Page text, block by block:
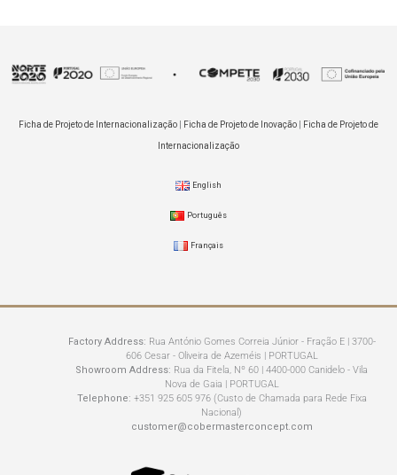
Ficha de Projeto de Internacionalização Ficha de Projeto de Inovação Ficha de Projeto de
Internacionalização
English
Português
Français
Factory Address: Rua António Gomes Correia Júnior - Fração E | 3700-
606 Cesar - Oliveira de Azeméis | PORTUGAL
Showroom Address: Rua da Fitela, Nº 60 | 4400-000 Canidelo - Vila
Nova de Gaia | PORTUGAL
Telephone: +351 925 605 976 (Custo de Chamada para Rede Fixa
Nacional)
customer@cobermasterconcept.com